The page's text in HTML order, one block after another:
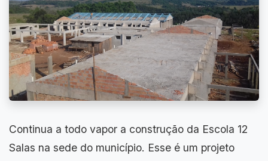
Continua a todo vapor a construção da Escola 12
Salas na sede do município. Esse é um projeto